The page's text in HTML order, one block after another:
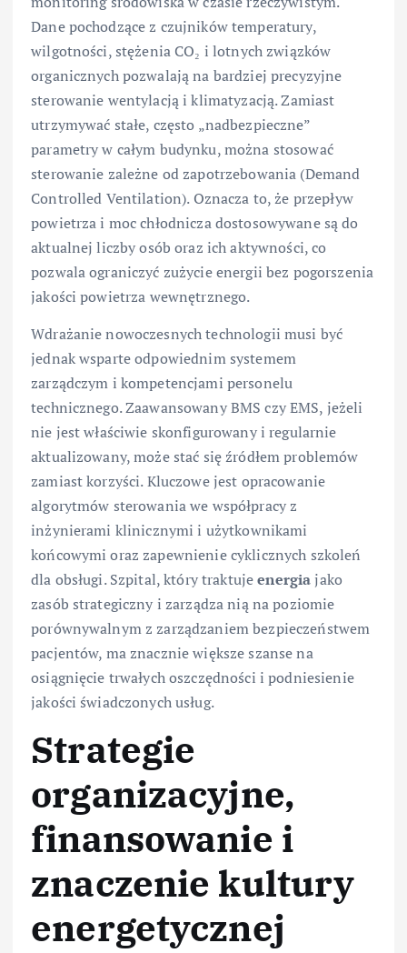
Dane pochodzące z czujników temperatury,
wilgotności, stężenia CO₂ i lotnych związków
organicznych pozwalają na bardziej precyzyjne
sterowanie wentylacją i klimatyzacją. Zamiast
utrzymywać stałe, często „nadbezpieczne”
parametry w całym budynku, można stosować
sterowanie zależne od zapotrzebowania (Demand
Controlled Ventilation). Oznacza to, że przepływ
powietrza i moc chłodnicza dostosowywane są do
aktualnej liczby osób oraz ich aktywności, co
pozwala ograniczyć zużycie energii bez pogorszenia
jakości powietrza wewnętrznego.
Wdrażanie nowoczesnych technologii musi być
jednak wsparte odpowiednim systemem
zarządczym i kompetencjami personelu
technicznego. Zaawansowany BMS czy EMS, jeżeli
nie jest właściwie skonfigurowany i regularnie
aktualizowany, może stać się źródłem problemów
zamiast korzyści. Kluczowe jest opracowanie
algorytmów sterowania we współpracy z
inżynierami klinicznymi i użytkownikami
końcowymi oraz zapewnienie cyklicznych szkoleń
dla obsługi. Szpital, który traktujeenergiajako
zasób strategiczny i zarządza nią na poziomie
porównywalnym z zarządzaniem bezpieczeństwem
pacjentów, ma znacznie większe szanse na
osiągnięcie trwałych oszczędności i podniesienie
jakości świadczonych usług.
Strategie
organizacyjne,
finansowanie i
znaczenie kultury
energetycznej